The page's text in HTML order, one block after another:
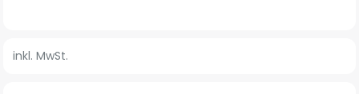
springen
inkl. MwSt.